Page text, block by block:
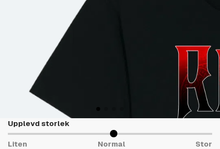
Upplevd storlek
Liten Normal Stor